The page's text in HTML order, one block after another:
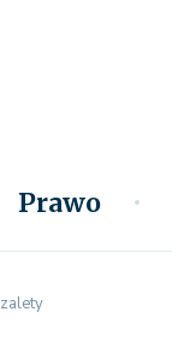
Prawo